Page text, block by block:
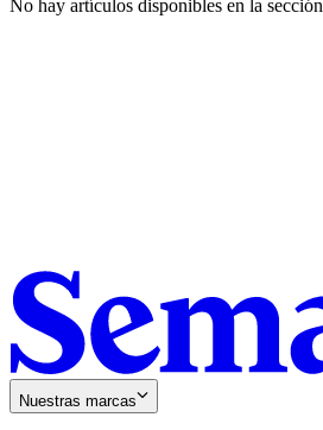
No hay artículos disponibles en la sección
Nuestras marcas